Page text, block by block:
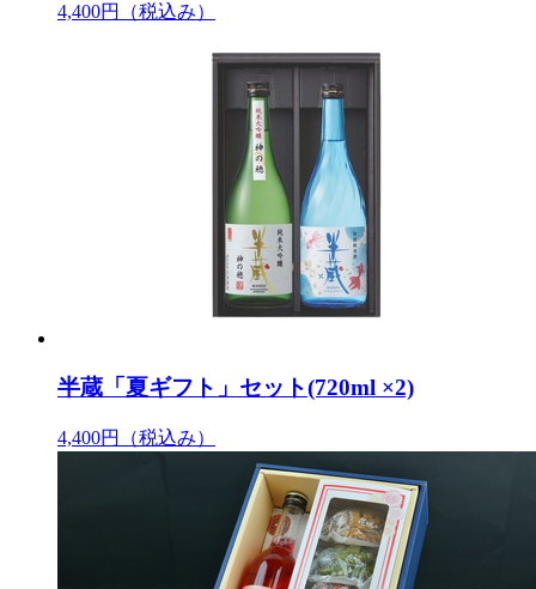
4,400円 （税込み）
半蔵「夏ギフト」セット(720ml ×2)
4,400円 （税込み）